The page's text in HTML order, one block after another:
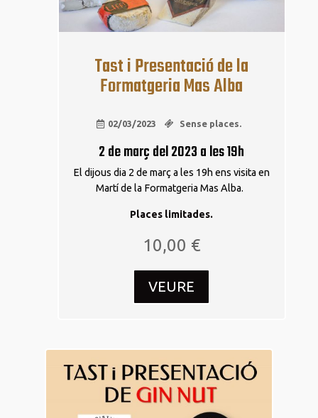
Tast i Presentació de la
Formatgeria Mas Alba
02/03/2023 Sense places.
2 de març del 2023 a les 19h
El dijous dia 2 de març a les 19h ens visita en
Martí de la Formatgeria Mas Alba.
Places limitades.
10,00 €
VEURE
17